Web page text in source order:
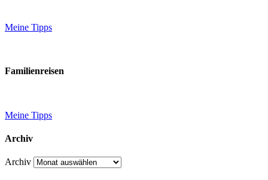
Meine Tipps
Familienreisen
Meine Tipps
Archiv
Archiv